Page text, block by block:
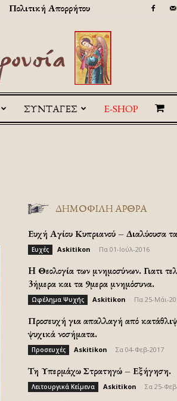
Πολιτική Απορρήτου
ΣΥΝΤΑΓΕΣ E-SHOP
ΔΗΜΟΦΙΛΗ ΑΡΘΡΑ
Ευχή Αγίου Κυπριανού – Διαλύουσα
Ευχές Askitikon Πα 01-Ιούλ-2016
H Θεολογία των μνημοσύνων. Γιατι
3ήμερα και τα 9μερα μνημόσυνα.
Ωφέλημα Ψυχής Askitikon Πα 25-Μάι-
Προσευχή για απαλλαγή από
ψυχικά νοσήματα.
Προσευχές Askitikon Σα 04-Φεβ-2017
Τη Υπερμάχω Στρατηγώ – Εξήγηση.
Λειτουργικά Κείμενα Askitikon Σα 25-